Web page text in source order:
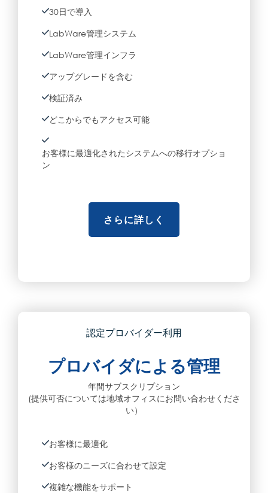
30日で導入
LabWare管理システム
LabWare管理インフラ
アップグレードを含む
検証済み
どこからでもアクセス可能
お客様に最適化されたシステムへの移行オプショ
ン
さらに詳しく
認定プロバイダー利用
プロバイダによる管理
年間サブスクリプション
(提供可否については地域オフィスにお問い合わせくださ
い）
お客様に最適化
お客様のニーズに合わせて設定
複雑な機能をサポート